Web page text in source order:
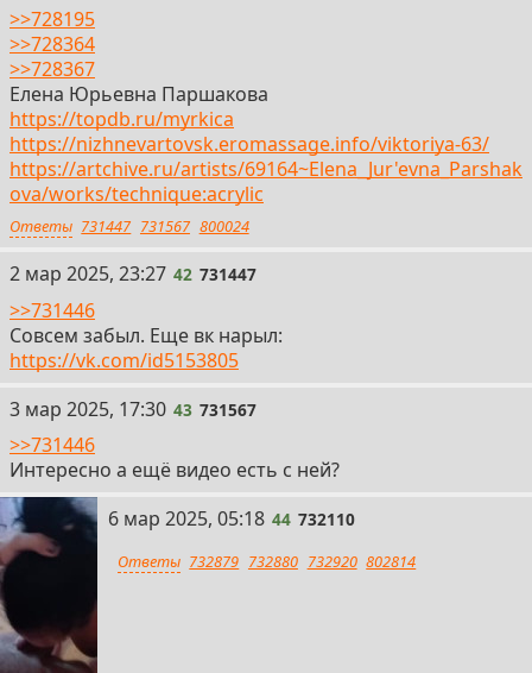
>>728195
>>728364
>>728367
Елена Юрьевна Паршакова
https://topdb.ru/myrkica
https://nizhnevartovsk.eromassage.info/viktoriya-63/
https://artchive.ru/artists/69164~Elena_Jur'evna_Parshak
ova/works/technique:acrylic
Ответы 731447 731567 800024
42
2 мар 2025, 23:27 42 731447
>>731446
Совсем забыл. Еще вк нарыл:
https://vk.com/id5153805
43
3 мар 2025, 17:30 43 731567
>>731446
Интересно а ещё видео есть с ней?
44
6 мар 2025, 05:18 44 732110
Ответы 732879 732880 732920 802814